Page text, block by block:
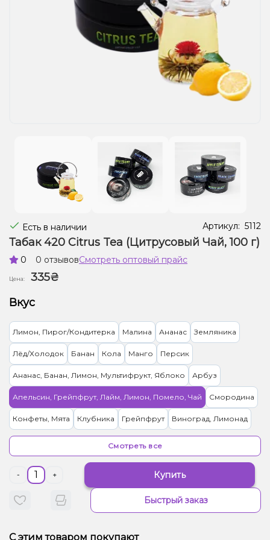
Жидкости для электронных сигарет
Подарочные наборы
Есть в наличии Артикул: 5112
Табак 420 Citrus Tea (Цитрусовый Чай, 100 г)
0 0 отзывовСмотреть оптовый прайс
Цена:
335₴
Вкус
Лимон, Пирог/Кондитерка Малина Ананас Земляника
Лёд/Холодок Банан Кола Манго Персик
Ананас, Банан, Лимон, Мультифрукт, Яблоко Арбуз
Апельсин, Грейпфрут, Лайм, Лимон, Помело, Чай Смородина
Конфеты, Мята Клубника Грейпфрут Виноград, Лимонад
Лёд/Холодок, Ягоды Кокос, Печенье
Груша/Дюшес, Лимонад
Виноград, Лёд/Холодок, Ягоды Барбарис, Конфеты
Смотреть все
- + Купить
Быстрый заказ
С этим товаром покупают